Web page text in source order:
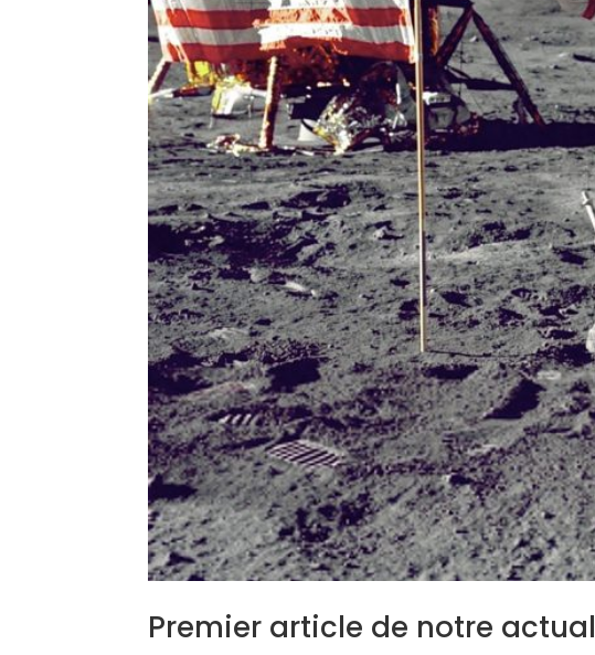
Premier article de notre